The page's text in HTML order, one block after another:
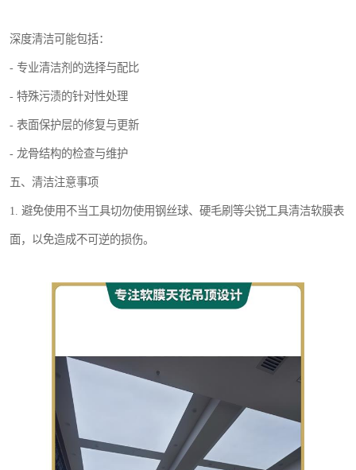
深度清洁可能包括：
- 专业清洁剂的选择与配比
- 特殊污渍的针对性处理
- 表面保护层的修复与更新
- 龙骨结构的检查与维护
五、清洁注意事项
1. 避免使用不当工具切勿使用钢丝球、硬毛刷等尖锐工具清洁软膜表
面，以免造成不可逆的损伤。